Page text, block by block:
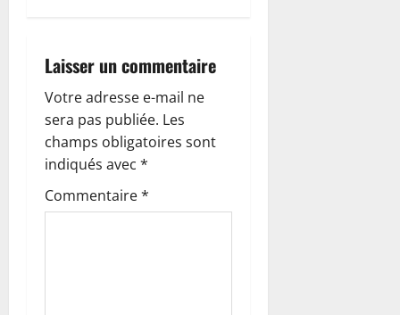
t
i
o
n
d
Laisser un commentaire
Votre adresse e-mail ne
sera pas publiée. Les
champs obligatoires sont
indiqués avec *
Commentaire*